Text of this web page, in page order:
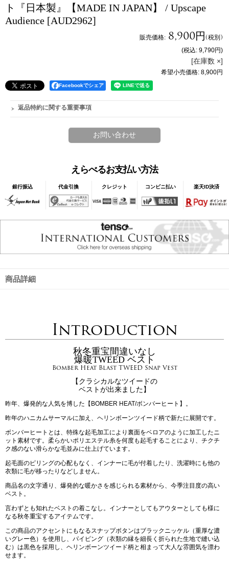
ト『日本製』【MADE IN JAPAN】 / Upscape
Audience [AUD2962]
販売価格: 8,900円(税別)
(税込: 9,790円)
[在庫数 ×]
希望小売価格: 8,900円
Facebookでシェア
返品特約に関する重要事項
えらべるお支払い方法
銀行振込 代金引換 クレジット コンビニ払い 楽天ID決済
商品詳細
Introduction
秋冬重宝間違いなし
爆暖TWEED ベスト
Bomber Heat Blast TWEED Snap Vest
【クラシカルなツイードの
ベストが出来ました】
昨年、爆発的な人気を博した【BOMBER HEAT/ボンバーヒート】。
昨年のハニカムサーマルに加え、ヘリンボーンツイード柄で新たに展開です。
ボンバーヒートとは、特殊な起毛加工により裏面をベロアのように加工したニ
ット素材です。柔らかいポリエステル糸を何度も起毛することにより、チクチ
ク感のない滑らかな毛並みに仕上げています。
起毛面のピリングの心配もなく、インナーに毛が付着したり、洗濯時にも他の
衣類に毛が移ったりなどしません。
商品名の文字通り、爆発的な暖かさを感じられる素材から、今季注目度の高い
ベスト。
言わずとも知れたベストの着こなし。インナーとしてもアウターとしても様に
なる秋冬重宝するアイテムです。
この商品のアクセントにもなるスナップボタンはブラックニッケル（重厚な濃
いグレー色）を使用し、パイピング（衣類の縁を細長く折られた生地で縫い込
む）は黒色を採用し、ヘリンボーンツイード柄と相まって大人な雰囲気を漂わ
せます。